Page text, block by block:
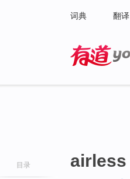
词典 翻译
目录 airless